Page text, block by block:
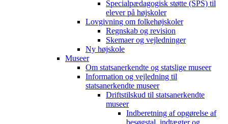
Specialpædagogisk støtte (SPS) til
elever på højskoler
Lovgivning om folkehøjskoler
Regnskab og revision
Skemaer og vejledninger
Ny højskole
Museer
Om statsanerkendte og statslige museer
Information og vejledning til
statsanerkendte museer
Driftstilskud til statsanerkendte
museer
Indberetning af opgørelse af
besøgstal, indtægter og